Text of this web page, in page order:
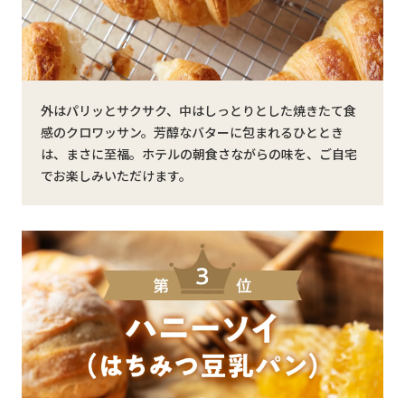
外はパリッとサクサク、中はしっとりとした焼きたて食
感のクロワッサン。芳醇なバターに包まれるひととき
は、まさに至福。ホテルの朝食さながらの味を、ご自宅
でお楽しみいただけます。